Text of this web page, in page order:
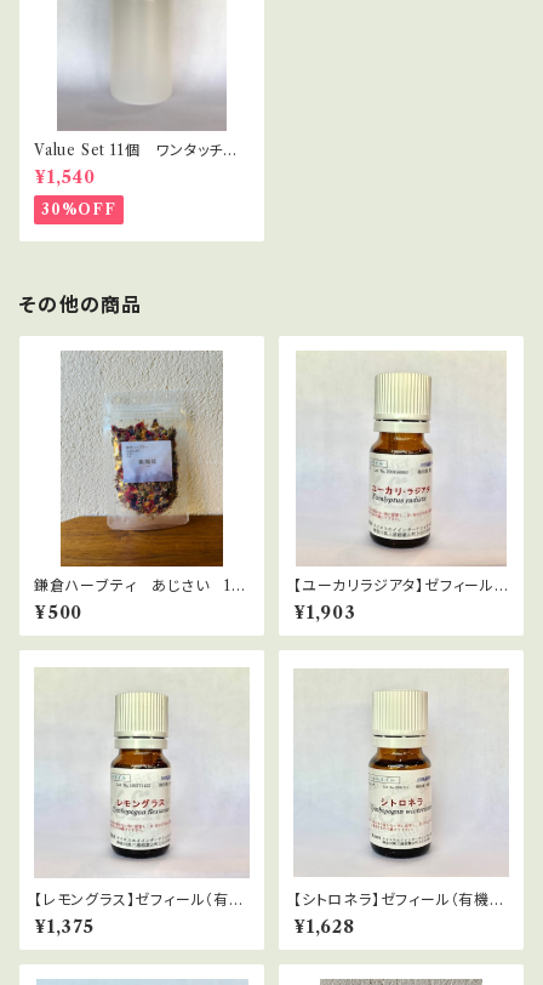
Value Set 11個 ワンタッチキ
ャップ プラボトル 30ml セラ
ピスト・講座用
¥1,540
30%OFF
その他の商品
鎌倉ハーブティ あじさい 10
ｇ
¥500
【ユーカリラジアタ】ゼフィール
（有機栽培）Eucalyptus radiat
a
¥1,903
【レモングラス】ゼフィール（有機
栽培）Cymbopogon citratus
¥1,375
【シトロネラ】ゼフィール（有機栽
培）Cymbopogon winterian
us
¥1,628